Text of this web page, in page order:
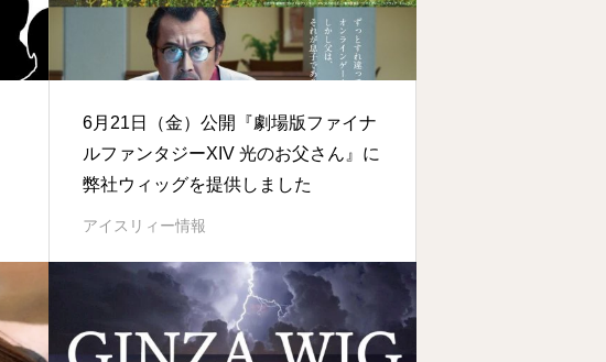
6月21日（金）公開『劇場版ファイナ
ルファンタジーXIV 光のお父さん』に
弊社ウィッグを提供しました
アイスリィー情報